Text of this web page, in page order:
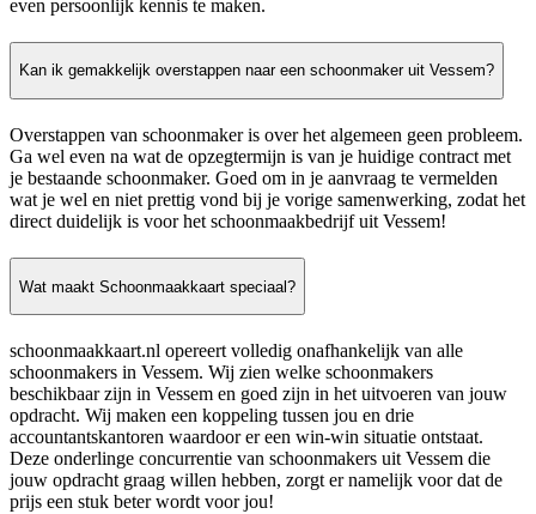
even persoonlijk kennis te maken.
Kan ik gemakkelijk overstappen naar een schoonmaker uit Vessem?
Overstappen van schoonmaker is over het algemeen geen probleem.
Ga wel even na wat de opzegtermijn is van je huidige contract met
je bestaande schoonmaker. Goed om in je aanvraag te vermelden
wat je wel en niet prettig vond bij je vorige samenwerking, zodat het
direct duidelijk is voor het schoonmaakbedrijf uit Vessem!
Wat maakt Schoonmaakkaart speciaal?
schoonmaakkaart.nl opereert volledig onafhankelijk van alle
schoonmakers in Vessem. Wij zien welke schoonmakers
beschikbaar zijn in Vessem en goed zijn in het uitvoeren van jouw
opdracht. Wij maken een koppeling tussen jou en drie
accountantskantoren waardoor er een win-win situatie ontstaat.
Deze onderlinge concurrentie van schoonmakers uit Vessem die
jouw opdracht graag willen hebben, zorgt er namelijk voor dat de
prijs een stuk beter wordt voor jou!